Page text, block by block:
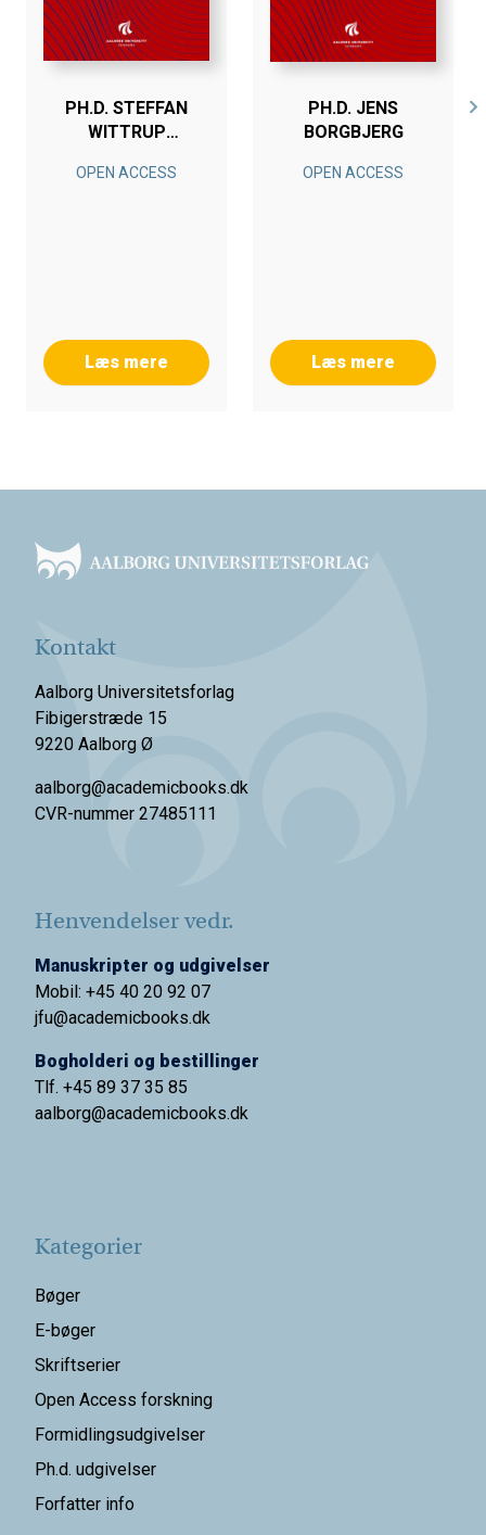
PH.D. STEFFAN
WITTRUP
OPEN ACCESS
Læs mere
PH.D. JENS
BORGBJERG
OPEN ACCESS
Læs mere
Kontakt
Aalborg Universitetsforlag
Fibigerstræde 15
9220 Aalborg Ø
aalborg@academicbooks.dk
CVR-nummer 27485111
Henvendelser vedr.
Manuskripter og udgivelser
Mobil: +45 40 20 92 07
jfu@academicbooks.dk
Bogholderi og bestillinger
Tlf. +45 89 37 35 85
aalborg@academicbooks.dk
Kategorier
Bøger
E-bøger
Skriftserier
Open Access forskning
Formidlingsudgivelser
Ph.d. udgivelser
Forfatter info